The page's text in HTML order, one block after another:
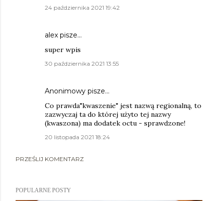
24 października 2021 19:42
alex pisze…
super wpis
30 października 2021 13:55
Anonimowy pisze…
Co prawda"kwaszenie" jest nazwą regionalną, to
zazwyczaj ta do której użyto tej nazwy
(kwaszona) ma dodatek octu - sprawdzone!
20 listopada 2021 18:24
PRZEŚLIJ KOMENTARZ
POPULARNE POSTY